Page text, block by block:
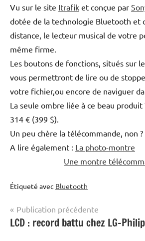
Vu sur le site Itrafik et conçue par
dotée de la technologie Bluetooth et
distance, le lecteur musical de votre
même firme.
Les boutons de fonctions, situés sur
vous permettront de lire ou de
votre fichier,ou encore de naviguer
La seule ombre liée à ce beau produit
314 € (399 $).
Un peu chère la télécommande, non ?
A lire également : La photo-montre
Une montre
Étiqueté avec Bluetooth
Navigation
de
Publication précédente
LCD : record battu chez LG-